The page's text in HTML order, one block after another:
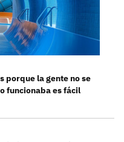
porque la gente no se
funcionaba es fácil